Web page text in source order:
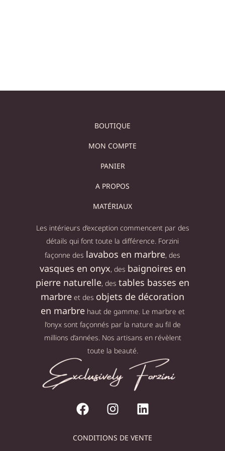
BOUTIQUE
MON COMPTE
PANIER
A PROPOS
MATÉRIAUX
Les intérieurs d’exception commencent par des
détails qui font toute la différence. Forzini
façonne des lavabos en marbre, des
vasques en onyx, des baignoires en
pierre naturelle, des tables basses en
marbre et des objets de décoration
en marbrehaut de gamme. Le marbre et
l’onyx sont façonnés par la nature au fil de
millions d’années. Nos artisans en révèlent
toute la beauté.
CONDITIONS DE VENTE